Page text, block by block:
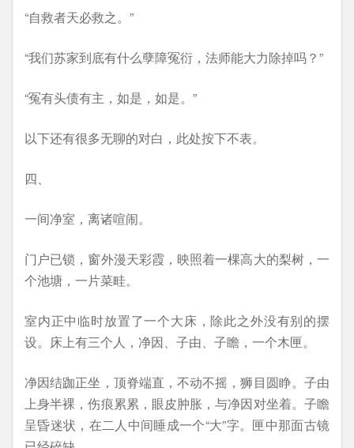
“自救者天必救之。”
“我们苏家到底有什么孽障冤衍，法师能大力除掉吗？”
“冤有头债有主，如是，如是。”
以下还有很多无聊的对白，此处按下不表。
四、
一间净室，离诸喧闹。
门户已锁，窗外漫天彩霞，映照着一棵高大的梨树，一
个池塘，一片菜畦。
室内正中临时放置了一个大床，除此之外没有别的摆
设。床上有三个人，净因、子由、子瞻，一个木匣。
净因结跏正坐，顶脊端直，不动不摇，狮目圆睁。子由
上身半裸，伤痕累累，眼皮肿胀，与净因对坐着。子瞻
呈昏迷状，在二人中间睡成一个“大”字。匣中那面古镜